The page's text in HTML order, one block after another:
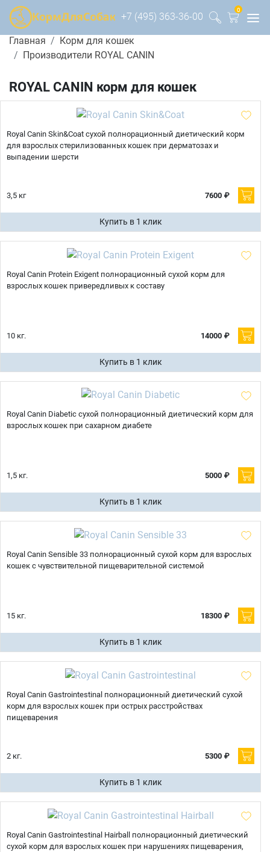
+7 (495) 363-36-00
0
Главная
Корм для кошек
Производители ROYAL CANIN
ROYAL CANIN корм для кошек
Royal Canin Skin&Coat сухой полнорационный диетический корм
для взрослых стерилизованных кошек при дерматозах и
выпадении шерсти
3,5 кг 7600 ₽
Купить в 1 клик
Royal Canin Protein Exigent полнорационный сухой корм для
взрослых кошек привередливых к составу
10 кг. 14000 ₽
Купить в 1 клик
Royal Canin Diabetic сухой полнорационный диетический корм для
взрослых кошек при сахарном диабете
1,5 кг. 5000 ₽
Купить в 1 клик
Royal Canin Sensible 33 полнорационный сухой корм для взрослых
кошек с чувствительной пищеварительной системой
15 кг. 18300 ₽
Купить в 1 клик
Royal Canin Gastrointestinal полнорационный диетический сухой
корм для взрослых кошек при острых расстройствах
пищеварения
2 кг. 5300 ₽
Купить в 1 клик
Royal Canin Gastrointestinal Hairball полнорационный диетический
сухой корм для взрослых кошек при нарушениях пищеварения,